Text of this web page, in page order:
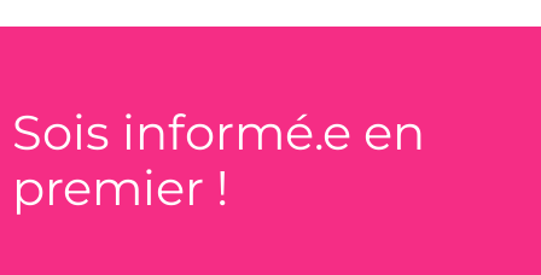
Sois informé.e en
premier !